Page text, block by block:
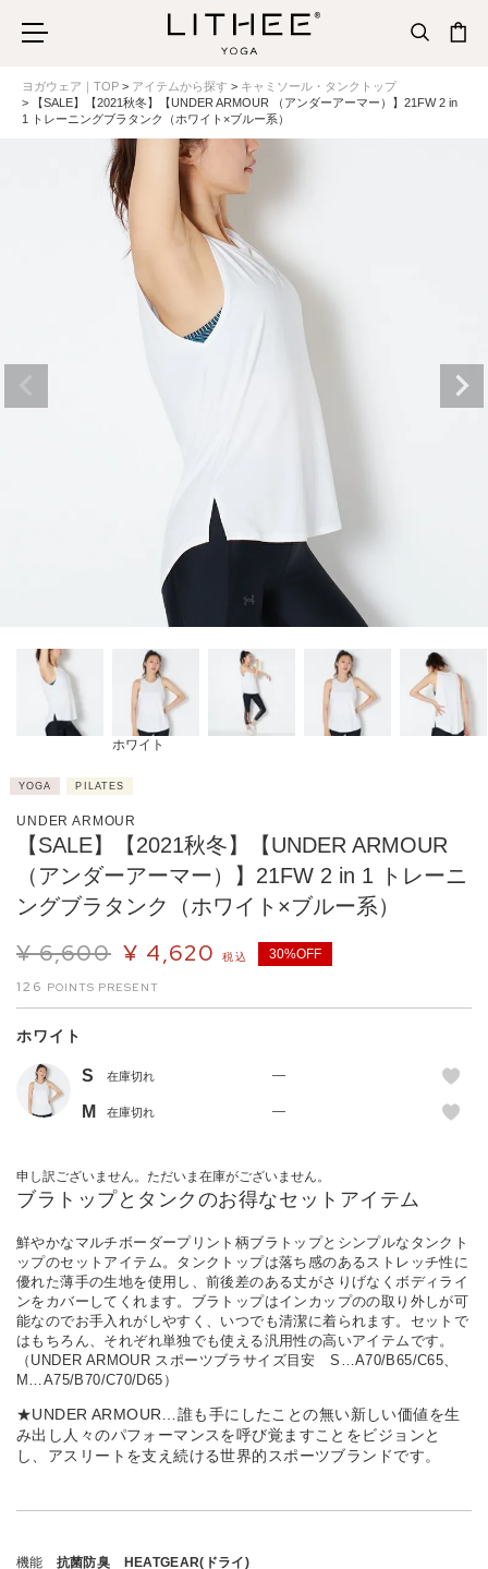
ヨガウェア｜TOP アイテムから探す
キャミソール・タンクトップ
【SALE】【2021秋冬】【UNDER ARMOUR （アンダーアーマー）】21FW 2 in
1 トレーニングブラタンク（ホワイト×ブルー系）
ホワイト
YOGA PILATES
UNDER ARMOUR
【SALE】【2021秋冬】【UNDER ARMOUR
（アンダーアーマー）】21FW 2 in 1 トレーニ
ングブラタンク（ホワイト×ブルー系）
¥ 6,600 ¥ 4,620 税込 30%OFF
126
ホワイト
S 在庫切れ —
M 在庫切れ —
申し訳ございません。ただいま在庫がございません。
ブラトップとタンクのお得なセットアイテム
鮮やかなマルチボーダープリント柄ブラトップとシンプルなタンクト
ップのセットアイテム。タンクトップは落ち感のあるストレッチ性に
優れた薄手の生地を使用し、前後差のある丈がさりげなくボディライ
ンをカバーしてくれます。ブラトップはインカップのの取り外しが可
能なのでお手入れがしやすく、いつでも清潔に着られます。セットで
はもちろん、それぞれ単独でも使える汎用性の高いアイテムです。
（UNDER ARMOUR スポーツブラサイズ目安 S…A70/B65/C65、
M…A75/B70/C70/D65）
★UNDER ARMOUR…誰も手にしたことの無い新しい価値を生
み出し人々のパフォーマンスを呼び覚ますことをビジョンと
し、アスリートを支え続ける世界的スポーツブランドです。
機能 抗菌防臭 HEATGEAR(ドライ)